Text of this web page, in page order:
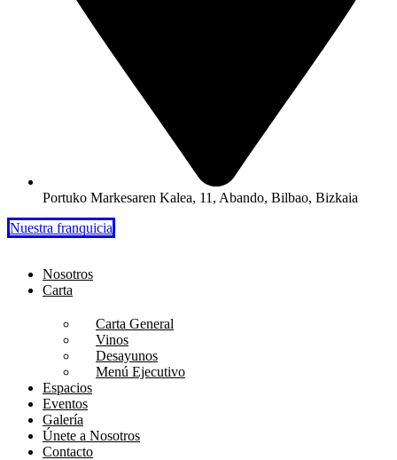
Portuko Markesaren Kalea, 11, Abando, Bilbao, Bizkaia
Nuestra franquicia
Nosotros
Carta
Carta General
Vinos
Desayunos
Menú Ejecutivo
Espacios
Eventos
Galería
Únete a Nosotros
Contacto